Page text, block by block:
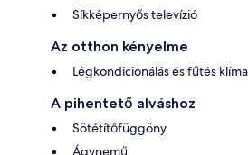
Síkképernyős televízió
Az otthon kényelme
Légkondicionálás és fűtés
A pihentető alváshoz
Sötétítőfüggöny
Ágynemű